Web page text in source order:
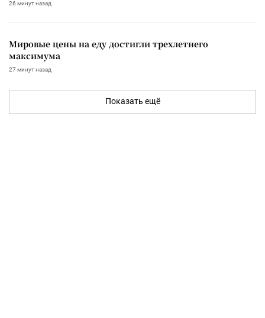
26 минут назад
Мировые цены на еду достигли трехлетнего
максимума
27 минут назад
Показать ещё